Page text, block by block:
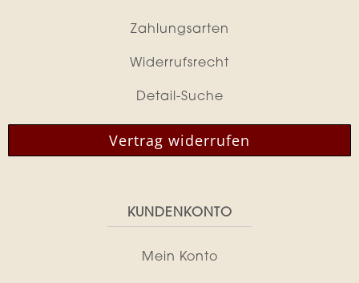
Zahlungsarten
Widerrufsrecht
Detail-Suche
Vertrag widerrufen
KUNDENKONTO
Mein Konto